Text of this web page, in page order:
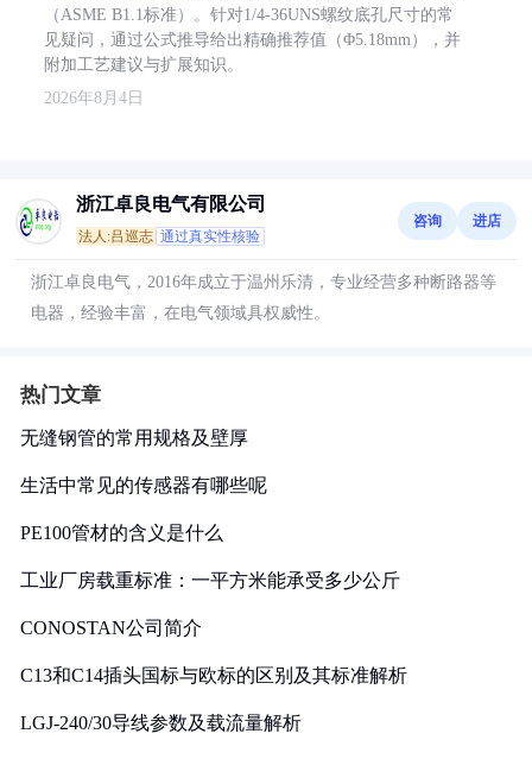
（ASME B1.1标准）。针对1/4-36UNS螺纹底孔尺寸的常
见疑问，通过公式推导给出精确推荐值（Φ5.18mm），并
附加工艺建议与扩展知识。
2026年8月4日
浙江卓良电气有限公司
法人:吕巡志 通过真实性核验
咨询 进店
浙江卓良电气，2016年成立于温州乐清，专业经营多种断路器等
电器，经验丰富，在电气领域具权威性。
热门文章
无缝钢管的常用规格及壁厚
生活中常见的传感器有哪些呢
PE100管材的含义是什么
工业厂房载重标准：一平方米能承受多少公斤
CONOSTAN公司简介
C13和C14插头国标与欧标的区别及其标准解析
LGJ-240/30导线参数及载流量解析